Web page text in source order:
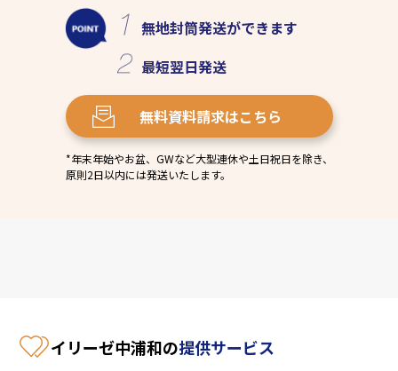
無地封筒発送ができます
最短翌日発送
無料資料請求はこちら
*年末年始やお盆、GWなど大型連休や土日祝日を除き、
原則2日以内には発送いたします。
イリーゼ中浦和の提供サービス